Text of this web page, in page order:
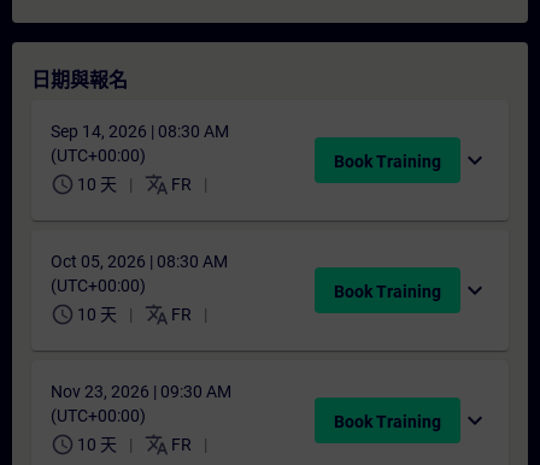
日期與報名
Sep 14, 2026 | 08:30 AM
(UTC+00:00)
schedule 10 天 translate FR
Book Training expand_more
Oct 05, 2026 | 08:30 AM
(UTC+00:00)
schedule 10 天 translate FR
Book Training expand_more
Nov 23, 2026 | 09:30 AM
(UTC+00:00)
schedule 10 天 translate FR
Book Training expand_more